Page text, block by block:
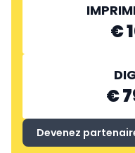
€
€
Devenez